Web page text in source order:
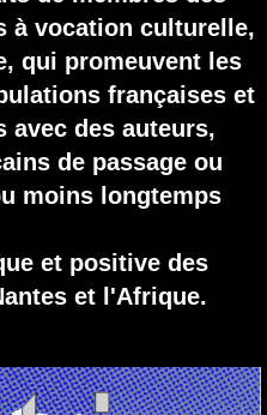
à vocation culturelle,
qui promeuvent les
françaises et
des auteurs,
de passage ou
moins longtemps
et positive des
et l'Afrique.